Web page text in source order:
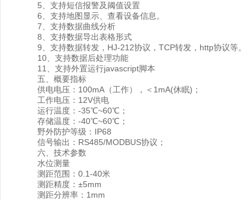
5、支持短信报警及阈值设置
6、支持地图显示、查看设备信息。
7、支持数据曲线分析
8、支持数据导出表格形式
9、支持数据转发，HJ-212协议，TCP转发，http协议等。
10、支持数据后处理功能
11、支持外置运行javascript脚本
五、概要指标
供电电压：100mA（工作），＜1mA(休眠)；
工作电压：12V供电
运行温度：-35℃~60℃；
存储温度：-40℃~60℃；
野外防护等级：IP68
信号输出：RS485/MODBUS协议；
六、技术参数
水位测量
测距范围：0.1-40米
测距精度：±5mm
测距分辨率：1mm